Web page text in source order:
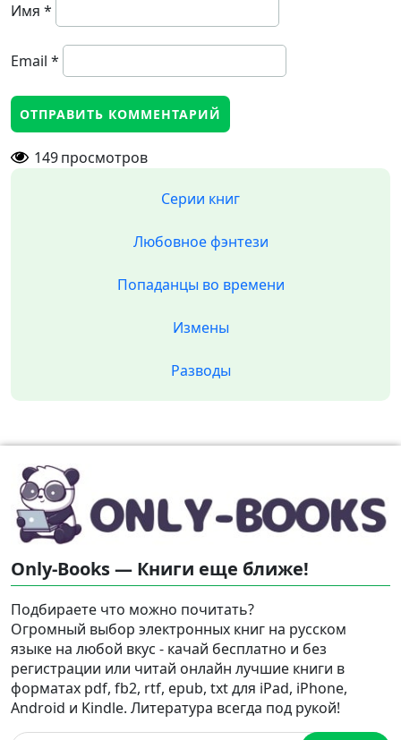
Имя *
Email *
149просмотров
Серии книг
Любовное фэнтези
Попаданцы во времени
Измены
Разводы
Only-Books — Книги еще ближе!
Подбираете что можно почитать?
Огромный выбор электронных книг на русском
языке на любой вкус - качай бесплатно и без
регистрации или читай онлайн лучшие книги в
форматах pdf, fb2, rtf, epub, txt для iPad, iPhone,
Android и Kindle. Литература всегда под рукой!